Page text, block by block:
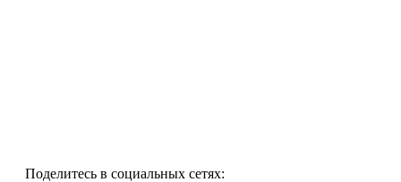
Поделитесь в социальных сетях: